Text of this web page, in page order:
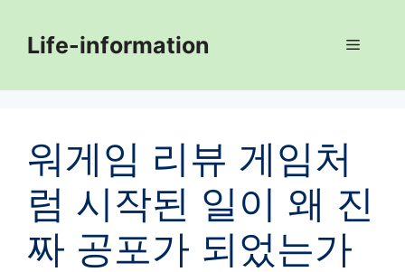
contentLife-information Menu
워게임 리뷰 게임처
럼 시작된 일이 왜 진
짜 공포가 되었는가